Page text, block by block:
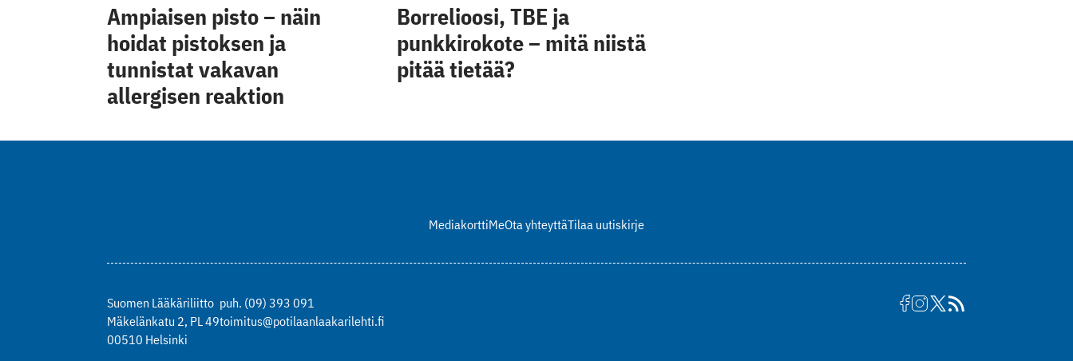
Ampiaisen pisto – näin
hoidat pistoksen ja
tunnistat vakavan
allergisen reaktion
Borrelioosi, TBE ja
punkkirokote – mitä niistä
pitää tietää?
MediakorttiMeOta yhteyttäTilaa uutiskirje
Suomen Lääkäriliitto
Mäkelänkatu 2, PL 49
00510 Helsinki
puh. (09) 393 091
toimitus@potilaanlaakarilehti.fi